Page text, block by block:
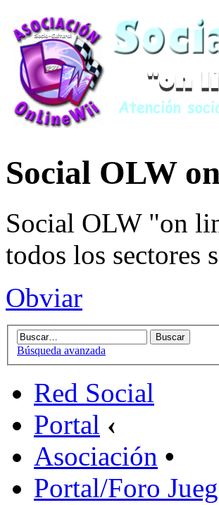
Social OLW
Social OLW "on
todos los sectores
Obviar
Búsqueda avanzada
Red Social
Portal ‹
Asociación •
Portal/Foro